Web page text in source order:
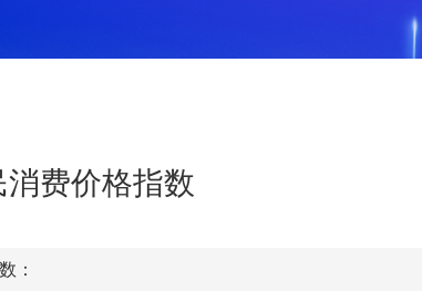
消费价格指数
：